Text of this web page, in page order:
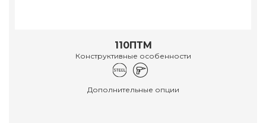
110ПТМ
Конструктивные особенности
Дополнительные опции